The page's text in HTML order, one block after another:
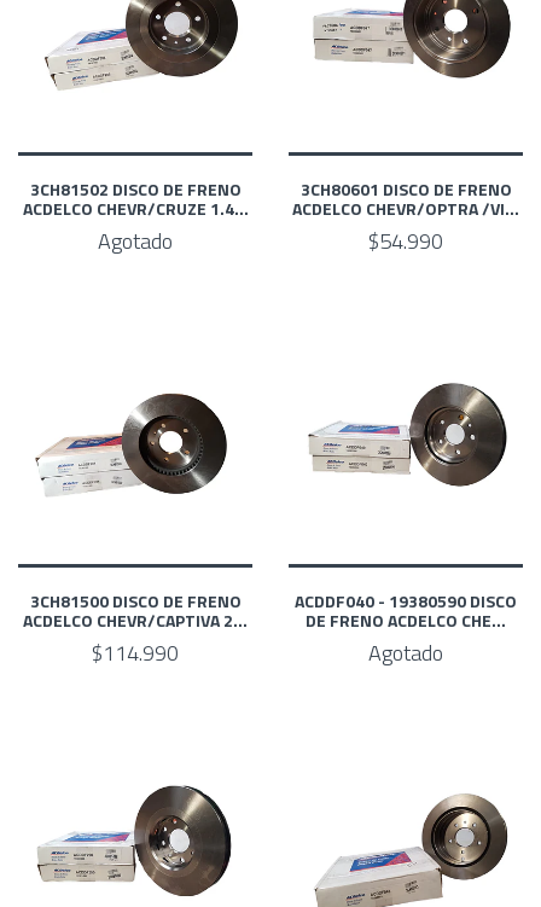
3CH81502 DISCO DE FRENO
ACDELCO CHEVR/CRUZE 1.4...
Agotado
3CH80601 DISCO DE FRENO
ACDELCO CHEVR/OPTRA /VI...
$54.990
3CH81500 DISCO DE FRENO
ACDELCO CHEVR/CAPTIVA 2...
$114.990
ACDDF040 - 19380590 DISCO
DE FRENO ACDELCO CHE...
Agotado